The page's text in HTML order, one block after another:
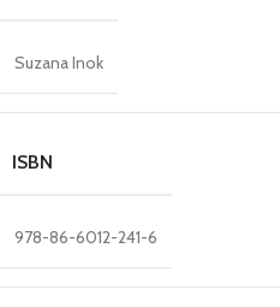
Suzana Inok
ISBN
978-86-6012-241-6